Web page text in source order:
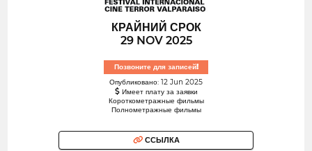
КРАЙНИЙ СРОК
29 NOV 2025
Позвоните для записей!
Опубликовано: 12 Jun 2025
Имеет плату за заявки
Короткометражные фильмы
Полнометражные фильмы
ССЫЛКА